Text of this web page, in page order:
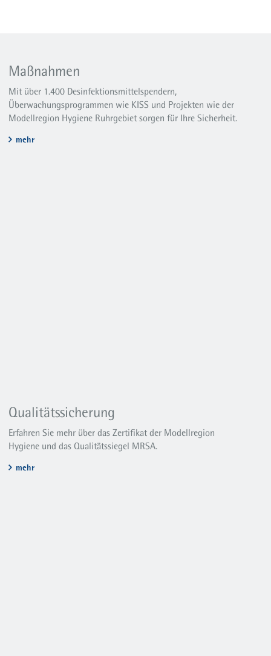
Maßnahmen
Mit über 1.400 Desinfektionsmittelspendern,
Überwachungsprogrammen wie KISS und Projekten wie der
Modellregion Hygiene Ruhrgebiet sorgen für Ihre Sicherheit.
mehr
Qualitätssicherung
Erfahren Sie mehr über das Zertifikat der Modellregion
Hygiene und das Qualitätssiegel MRSA.
mehr